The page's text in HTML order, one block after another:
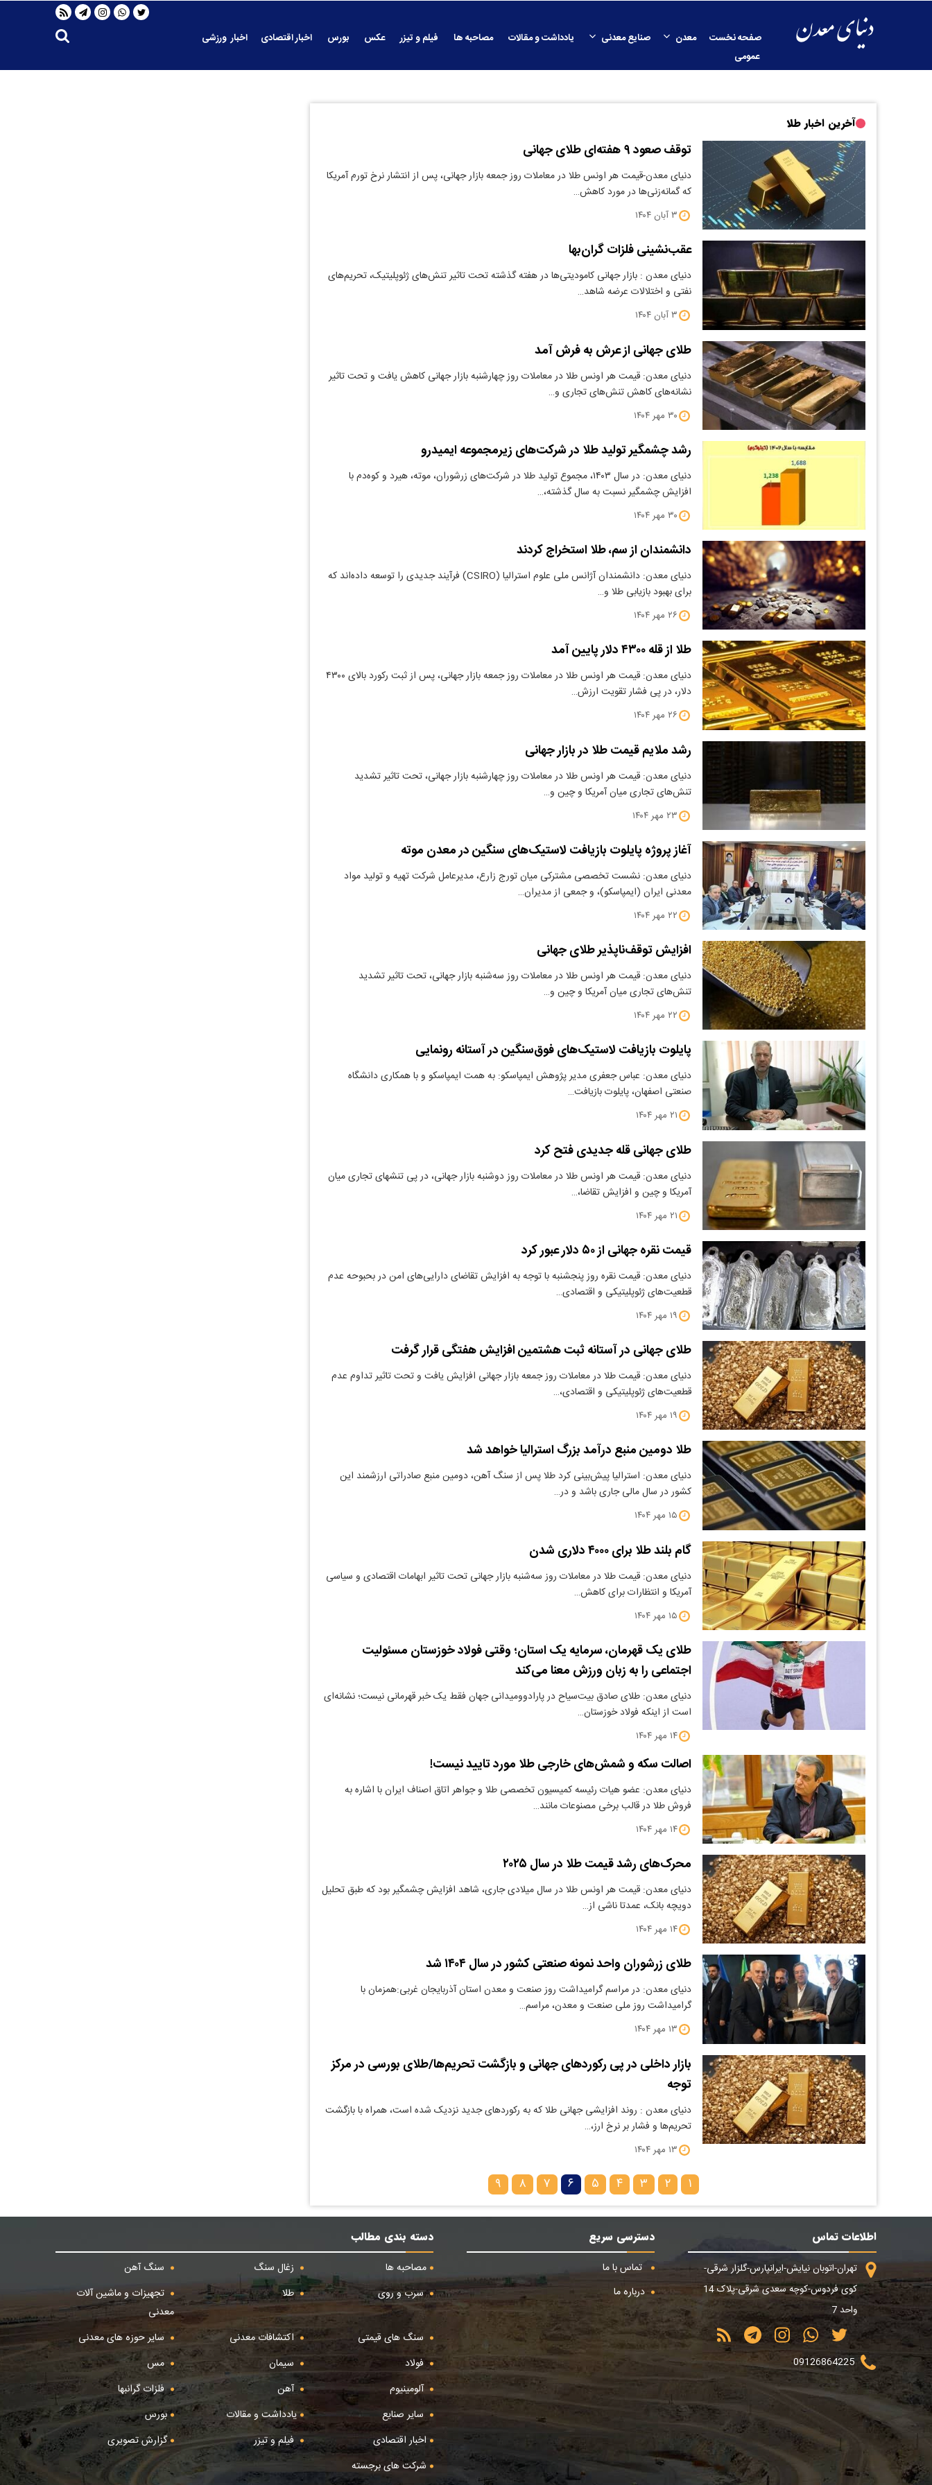
صفحه نخست معدن صنایع معدنی یادداشت و مقالات مصاحبه ها فیلم و تیزر عکس بورس اخبار اقتصادی
اخبار ورزشی
عمومی
آخرین اخبار طلا
توقف صعود ۹ هفته‌ای طلای جهانی
دنیای معدن-قیمت هر اونس طلا در معاملات روز جمعه بازار جهانی، پس از انتشار نرخ تورم آمریکا
که گمانه‌زنی‌ها در مورد کاهش…
۳ آبان ۱۴۰۴
عقب‌نشینی فلزات گران‌بها
دنیای معدن : بازار جهانی کامودیتی‌ها در هفته گذشته تحت تاثیر تنش‌های ژئوپلیتیک، تحریم‌های
نفتی و اختلالات عرضه شاهد…
۳ آبان ۱۴۰۴
طلای جهانی از عرش به فرش آمد
​دنیای معدن: قیمت هر اونس طلا در معاملات روز چهارشنبه بازار جهانی کاهش یافت و تحت تاثیر
نشانه‌های کاهش تنش‌های تجاری و…
۳۰ مهر ۱۴۰۴
رشد چشمگیر تولید طلا در شرکت‌های زیرمجموعه ایمیدرو
دنیای معدن: در سال ۱۴۰۳، مجموع تولید طلا در شرکت‌های زرشوران، موته، هیرد و کوه‌دم با
افزایش چشمگیر نسبت به سال گذشته،…
۳۰ مهر ۱۴۰۴
دانشمندان از سم، طلا استخراج کردند
دنیای معدن: ​دانشمندان آژانس ملی علوم استرالیا (CSIRO) فرآیند جدیدی را توسعه داده‌اند که
برای بهبود بازیابی طلا و…
۲۶ مهر ۱۴۰۴
طلا از قله ۴۳۰۰ دلار پایین آمد
دنیای معدن: ​قیمت هر اونس طلا در معاملات روز جمعه بازار جهانی، پس از ثبت رکورد بالای ۴۳۰۰
دلار، در پی فشار تقویت ارزش…
۲۶ مهر ۱۴۰۴
رشد ملایم قیمت طلا در بازار جهانی
​دنیای معدن: قیمت هر اونس طلا در معاملات روز چهارشنبه بازار جهانی، تحت تاثیر تشدید
تنش‌های تجاری میان آمریکا و چین و…
۲۳ مهر ۱۴۰۴
آغاز پروژه پایلوت بازیافت لاستیک‌های سنگین در معدن موته
دنیای معدن: نشست تخصصی مشترکی میان تورج زارع، مدیرعامل شرکت تهیه و تولید مواد
معدنی ایران (ایمپاسکو)، و جمعی از مدیران…
۲۲ مهر ۱۴۰۴
افزایش توقف‌ناپذیر طلای جهانی
دنیای معدن: قیمت هر اونس طلا در معاملات روز سه‌شنبه بازار جهانی، تحت تاثیر تشدید
تنش‌های تجاری میان آمریکا و چین و…
۲۲ مهر ۱۴۰۴
پایلوت بازیافت لاستیک‌های فوق‌سنگین در آستانه رونمایی
دنیای معدن: عباس جعفری مدیر پژوهش ایمپاسکو: به همت ایمپاسکو و با همکاری دانشگاه
صنعتی اصفهان، پایلوت بازیافت…
۲۱ مهر ۱۴۰۴
طلای جهانی قله جدیدی فتح کرد
​دنیای معدن: قیمت هر اونس طلا در معاملات روز دوشنبه بازار جهانی، در پی تنشهای تجاری میان
آمریکا و چین و افزایش تقاضا،…
۲۱ مهر ۱۴۰۴
قیمت نقره جهانی از ۵۰ دلار عبور کرد
دنیای معدن: قیمت نقره روز پنجشنبه با توجه به افزایش تقاضای دارایی‌های امن در بحبوحه عدم
قطعیت‌های ژئوپلیتیکی و اقتصادی…
۱۹ مهر ۱۴۰۴
طلای جهانی در آستانه ثبت هشتمین افزایش هفتگی قرار گرفت
دنیای معدن: قیمت طلا در معاملات روز جمعه بازار جهانی افزایش یافت و تحت تاثیر تداوم عدم
قطعیت‌های ژئوپلیتیکی و اقتصادی،…
۱۹ مهر ۱۴۰۴
طلا دومین منبع درآمد بزرگ استرالیا خواهد شد
​دنیای معدن: استرالیا پیش‌بینی کرد طلا پس از سنگ آهن، دومین منبع صادراتی ارزشمند این
کشور در سال مالی جاری باشد و در…
۱۵ مهر ۱۴۰۴
گام بلند طلا برای ۴۰۰۰ دلاری شدن
دنیای معدن: قیمت طلا در معاملات روز سه‌شنبه بازار جهانی تحت تاثیر ابهامات اقتصادی و سیاسی
آمریکا و انتظارات برای کاهش…
۱۵ مهر ۱۴۰۴
طلای یک قهرمان، سرمایه یک استان؛ وقتی فولاد خوزستان مسئولیت
اجتماعی را به زبان ورزش معنا می‌کند
دنیای معدن: طلای صادق بیت‌سیاح در پارادوومیدانی جهان فقط یک خبر قهرمانی نیست؛ نشانه‌ای
است از اینکه فولاد خوزستان…
۱۴ مهر ۱۴۰۴
اصالت سکه و شمش‌های خارجی طلا مورد تایید نیست!
دنیای معدن: عضو هیات رئیسه کمیسیون تخصصی طلا و جواهر اتاق اصناف ایران با اشاره به
فروش طلا در قالب برخی مصنوعات مانند…
۱۴ مهر ۱۴۰۴
محرک‌های رشد قیمت طلا در سال ۲۰۲۵
​دنیای معدن: قیمت هر اونس طلا در سال میلادی جاری، شاهد افزایش چشمگیر بود که طبق تحلیل
دویچه بانک، عمدتا ناشی از…
۱۴ مهر ۱۴۰۴
طلای زرشوران واحد نمونه صنعتی کشور در سال ۱۴۰۴ شد
دنیای معدن: در مراسم گرامیداشت روز صنعت و معدن استان آذربایجان غربی:همزمان با
گرامیداشت روز ملی صنعت و معدن، مراسم…
۱۳ مهر ۱۴۰۴
بازار داخلی در پی رکوردهای جهانی و بازگشت تحریم‌ها/طلای بورسی در مرکز
توجه
دنیای معدن : روند افزایشی جهانی طلا که به رکوردهای جدید نزدیک شده است، همراه با بازگشت
تحریم‌ها و فشار بر نرخ ارز،…
۱۳ مهر ۱۴۰۴
۱ ۲ ۳ ۴ ۵ ۶ ۷ ۸ ۹
اطلاعات تماس
تهران-اتوبان نیایش-ایرانپارس-گلزار شرقی-
کوی فردوس-کوچه سعدی شرقی-پلاک 14
واحد 7
09126864225
دسترسی سریع
تماس با ما
درباره ما
دسته بندی مطالب
مصاحبه ها
زغال سنگ
سنگ آهن
سرب و روی
طلا
تجهیزات و ماشین آلات
معدنی
سنگ های قیمتی
اکتشافات معدنی
سایر حوزه های معدنی
فولاد
سیمان
مس
آلومینیوم
آهن
فلزات گرانبها
سایر صنایع
یادداشت و مقالات
بورس
اخبار اقتصادی
فیلم و تیزر
گزارش تصویری
شرکت های برجسته